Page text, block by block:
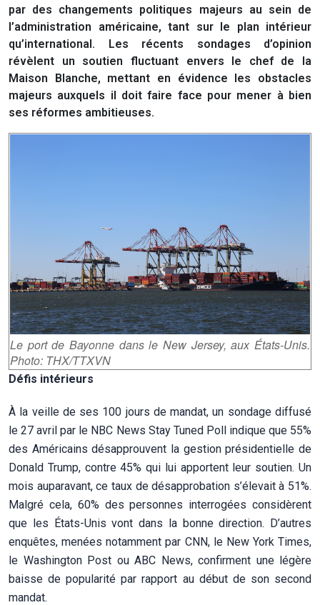
par des changements politiques majeurs au sein de
l’administration américaine, tant sur le plan intérieur
qu’international. Les récents sondages d’opinion
révèlent un soutien fluctuant envers le chef de la
Maison Blanche, mettant en évidence les obstacles
majeurs auxquels il doit faire face pour mener à bien
ses réformes ambitieuses.
Le port de Bayonne dans le New Jersey, aux États-Unis.
Photo: THX/TTXVN
Défis intérieurs
À la veille de ses 100 jours de mandat, un sondage diffusé
le 27 avril par le NBC News Stay Tuned Poll indique que 55%
des Américains désapprouvent la gestion présidentielle de
Donald Trump, contre 45% qui lui apportent leur soutien. Un
mois auparavant, ce taux de désapprobation s’élevait à 51%.
Malgré cela, 60% des personnes interrogées considèrent
que les États-Unis vont dans la bonne direction. D’autres
enquêtes, menées notamment par CNN, le New York Times,
le Washington Post ou ABC News, confirment une légère
baisse de popularité par rapport au début de son second
mandat.